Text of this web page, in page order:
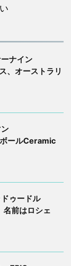
ーナイン
、オーストラリ
ールCeramic
ゥードル
名前はロシェ